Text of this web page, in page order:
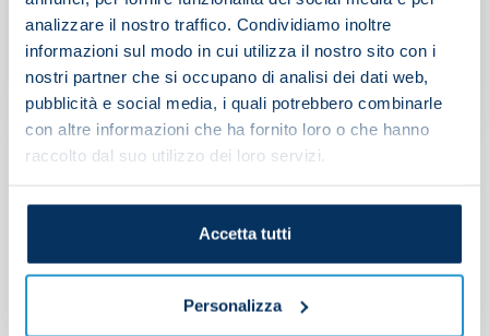
analizzare il nostro traffico. Condividiamo inoltre
informazioni sul modo in cui utilizza il nostro sito con i
nostri partner che si occupano di analisi dei dati web,
pubblicità e social media, i quali potrebbero combinarle
con altre informazioni che ha fornito loro o che hanno
raccolto dal suo utilizzo dei loro servizi.
Accetta tutti
Personalizza
Napoli v Inter
Search
Articoli recenti